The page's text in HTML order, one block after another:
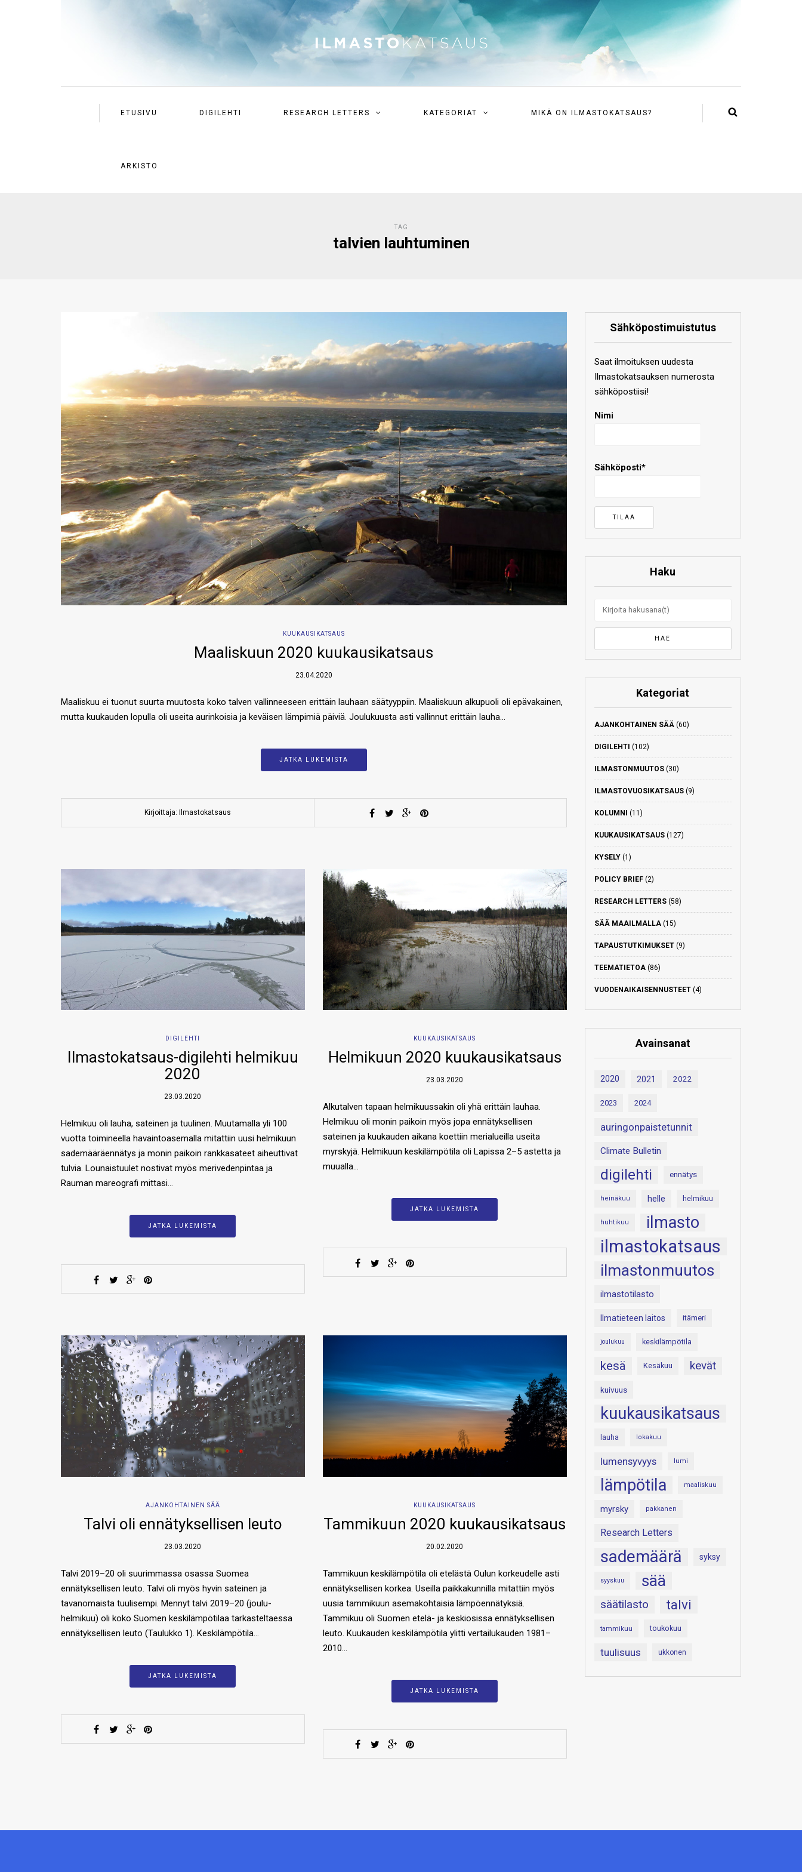
ETUSIVU DIGILEHTI RESEARCH LETTERS KATEGORIAT MIKÄ ON ILMASTOKATSAUS?
ARKISTO
TAG
talvien lauhtuminen
KUUKAUSIKATSAUS
Maaliskuun 2020 kuukausikatsaus
23.04.2020
Maaliskuu ei tuonut suurta muutosta koko talven vallinneeseen erittäin lauhaan säätyyppiin. Maaliskuun alkupuoli oli epävakainen,
mutta kuukauden lopulla oli useita aurinkoisia ja keväisen lämpimiä päiviä. Joulukuusta asti vallinnut erittäin lauha…
JATKA LUKEMISTA
Kirjoittaja: Ilmastokatsaus
DIGILEHTI
Ilmastokatsaus-digilehti helmikuu
2020
23.03.2020
Helmikuu oli lauha, sateinen ja tuulinen. Muutamalla yli 100
vuotta toimineella havaintoasemalla mitattiin uusi helmikuun
sademääräennätys ja monin paikoin rankkasateet aiheuttivat
tulvia. Lounaistuulet nostivat myös merivedenpintaa ja
Rauman mareografi mittasi…
JATKA LUKEMISTA
KUUKAUSIKATSAUS
Helmikuun 2020 kuukausikatsaus
23.03.2020
Alkutalven tapaan helmikuussakin oli yhä erittäin lauhaa.
Helmikuu oli monin paikoin myös jopa ennätyksellisen
sateinen ja kuukauden aikana koettiin merialueilla useita
myrskyjä. Helmikuun keskilämpötila oli Lapissa 2–5 astetta ja
muualla…
JATKA LUKEMISTA
AJANKOHTAINEN SÄÄ
Talvi oli ennätyksellisen leuto
23.03.2020
Talvi 2019–20 oli suurimmassa osassa Suomea
ennätyksellisen leuto. Talvi oli myös hyvin sateinen ja
tavanomaista tuulisempi. Mennyt talvi 2019–20 (joulu-
helmikuu) oli koko Suomen keskilämpötilaa tarkasteltaessa
ennätyksellisen leuto (Taulukko 1). Keskilämpötila…
JATKA LUKEMISTA
KUUKAUSIKATSAUS
Tammikuun 2020 kuukausikatsaus
20.02.2020
Tammikuun keskilämpötila oli etelästä Oulun korkeudelle asti
ennätyksellisen korkea. Useilla paikkakunnilla mitattiin myös
uusia tammikuun asemakohtaisia lämpöennätyksiä.
Tammikuu oli Suomen etelä- ja keskiosissa ennätyksellisen
leuto. Kuukauden keskilämpötila ylitti vertailukauden 1981–
2010…
JATKA LUKEMISTA
Sähköpostimuistutus
Saat ilmoituksen uudesta
Ilmastokatsauksen numerosta
sähköpostiisi!
Nimi
Sähköposti*
Haku
Kategoriat
AJANKOHTAINEN SÄÄ(60)
DIGILEHTI (102)
ILMASTONMUUTOS(30)
ILMASTOVUOSIKATSAUS(9)
KOLUMNI (11)
KUUKAUSIKATSAUS(127)
KYSELY(1)
POLICY BRIEF(2)
RESEARCH LETTERS(58)
SÄÄ MAAILMALLA(15)
TAPAUSTUTKIMUKSET(9)
TEEMATIETOA(86)
VUODENAIKAISENNUSTEET(4)
Avainsanat
2020 2021 2022
2023 2024
auringonpaistetunnit
Climate Bulletin
digilehti ennätys
heinäkuu helle helmikuu
huhtikuu ilmasto
ilmastokatsaus
ilmastonmuutos
ilmastotilasto
Ilmatieteen laitos itämeri
joulukuu keskilämpötila
kesä Kesäkuu kevät
kuivuus
kuukausikatsaus
lauha lokakuu
lumensyvyys lumi
lämpötila maaliskuu
myrsky pakkanen
Research Letters
sademäärä syksy
syyskuu sää
säätilasto talvi
tammikuu toukokuu
tuulisuus ukkonen